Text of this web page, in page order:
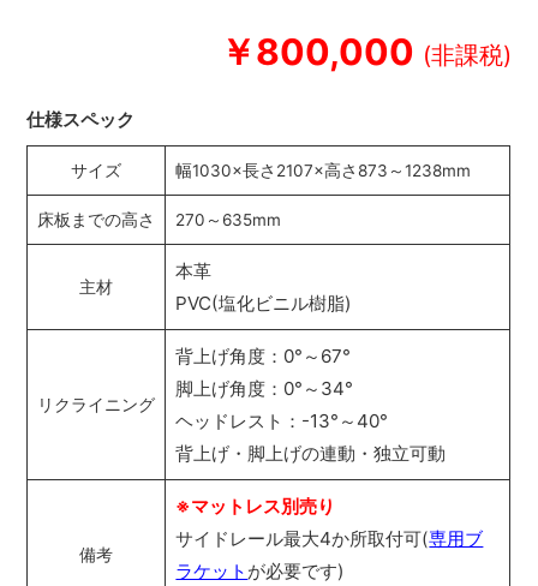
￥800,000
仕様スペック
サイズ 幅1030×長さ2107×高さ873～1238mm
床板までの高さ 270～635mm
主材
本革
PVC(塩化ビニル樹脂)
リクライニング
背上げ角度：0°～67°
脚上げ角度：0°～34°
ヘッドレスト：-13°～40°
背上げ・脚上げの連動・独立可動
備考
※マットレス別売り
サイドレール最大4か所取付可(専用ブ
ラケット が必要です)